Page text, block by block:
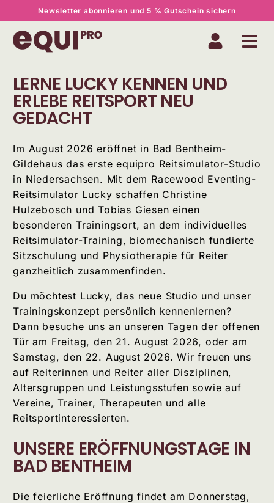
Newsletter abonnieren und 5 % Gutschein sichern
LERNE LUCKY KENNEN UND
ERLEBE REITSPORT NEU
GEDACHT
Im August 2026 eröffnet in Bad Bentheim-
Gildehaus das erste equipro Reitsimulator-Studio
in Niedersachsen. Mit dem Racewood Eventing-
Reitsimulator Lucky schaffen Christine
Hulzebosch und Tobias Giesen einen
besonderen Trainingsort, an dem individuelles
Reitsimulator-Training, biomechanisch fundierte
Sitzschulung und Physiotherapie für Reiter
ganzheitlich zusammenfinden.
Du möchtest Lucky, das neue Studio und unser
Trainingskonzept persönlich kennenlernen?
Dann besuche uns an unseren Tagen der offenen
Tür am Freitag, den 21. August 2026, oder am
Samstag, den 22. August 2026. Wir freuen uns
auf Reiterinnen und Reiter aller Disziplinen,
Altersgruppen und Leistungsstufen sowie auf
Vereine, Trainer, Therapeuten und alle
Reitsportinteressierten.
UNSERE ERÖFFNUNGSTAGE IN
BAD BENTHEIM
Die feierliche Eröffnung findet am Donnerstag,